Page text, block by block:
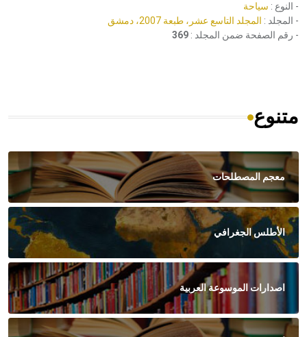
- النوع : سياحة
- المجلد : المجلد التاسع عشر، طبعة 2007، دمشق
- رقم الصفحة ضمن المجلد : 369
متنوع
معجم المصطلحات
الأطلس الجغرافي
اصدارات الموسوعة العربية